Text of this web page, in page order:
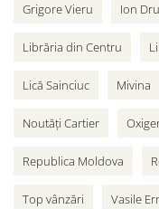
Grigore Vieru Ion
Librăria din Centru
Lică Sainciuc Mivina
Noutăți Cartier
Republica Moldova
Top vânzări Vasile